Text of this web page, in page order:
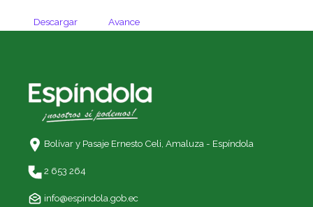
Descargar Avance
Bolívar y Pasaje Ernesto Celi, Amaluza - Espíndola
2 653 264
info@espindola.gob.ec